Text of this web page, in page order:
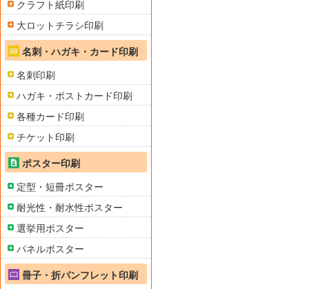
クラフト紙印刷
大ロットチラシ印刷
名刺・ハガキ・カード印刷
名刺印刷
ハガキ・ポストカード印刷
各種カード印刷
チケット印刷
ポスター印刷
定型・短冊ポスター
耐光性・耐水性ポスター
選挙用ポスター
パネルポスター
冊子・折パンフレット印刷